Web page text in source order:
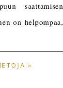
saattamisen
on helpompaa,
»